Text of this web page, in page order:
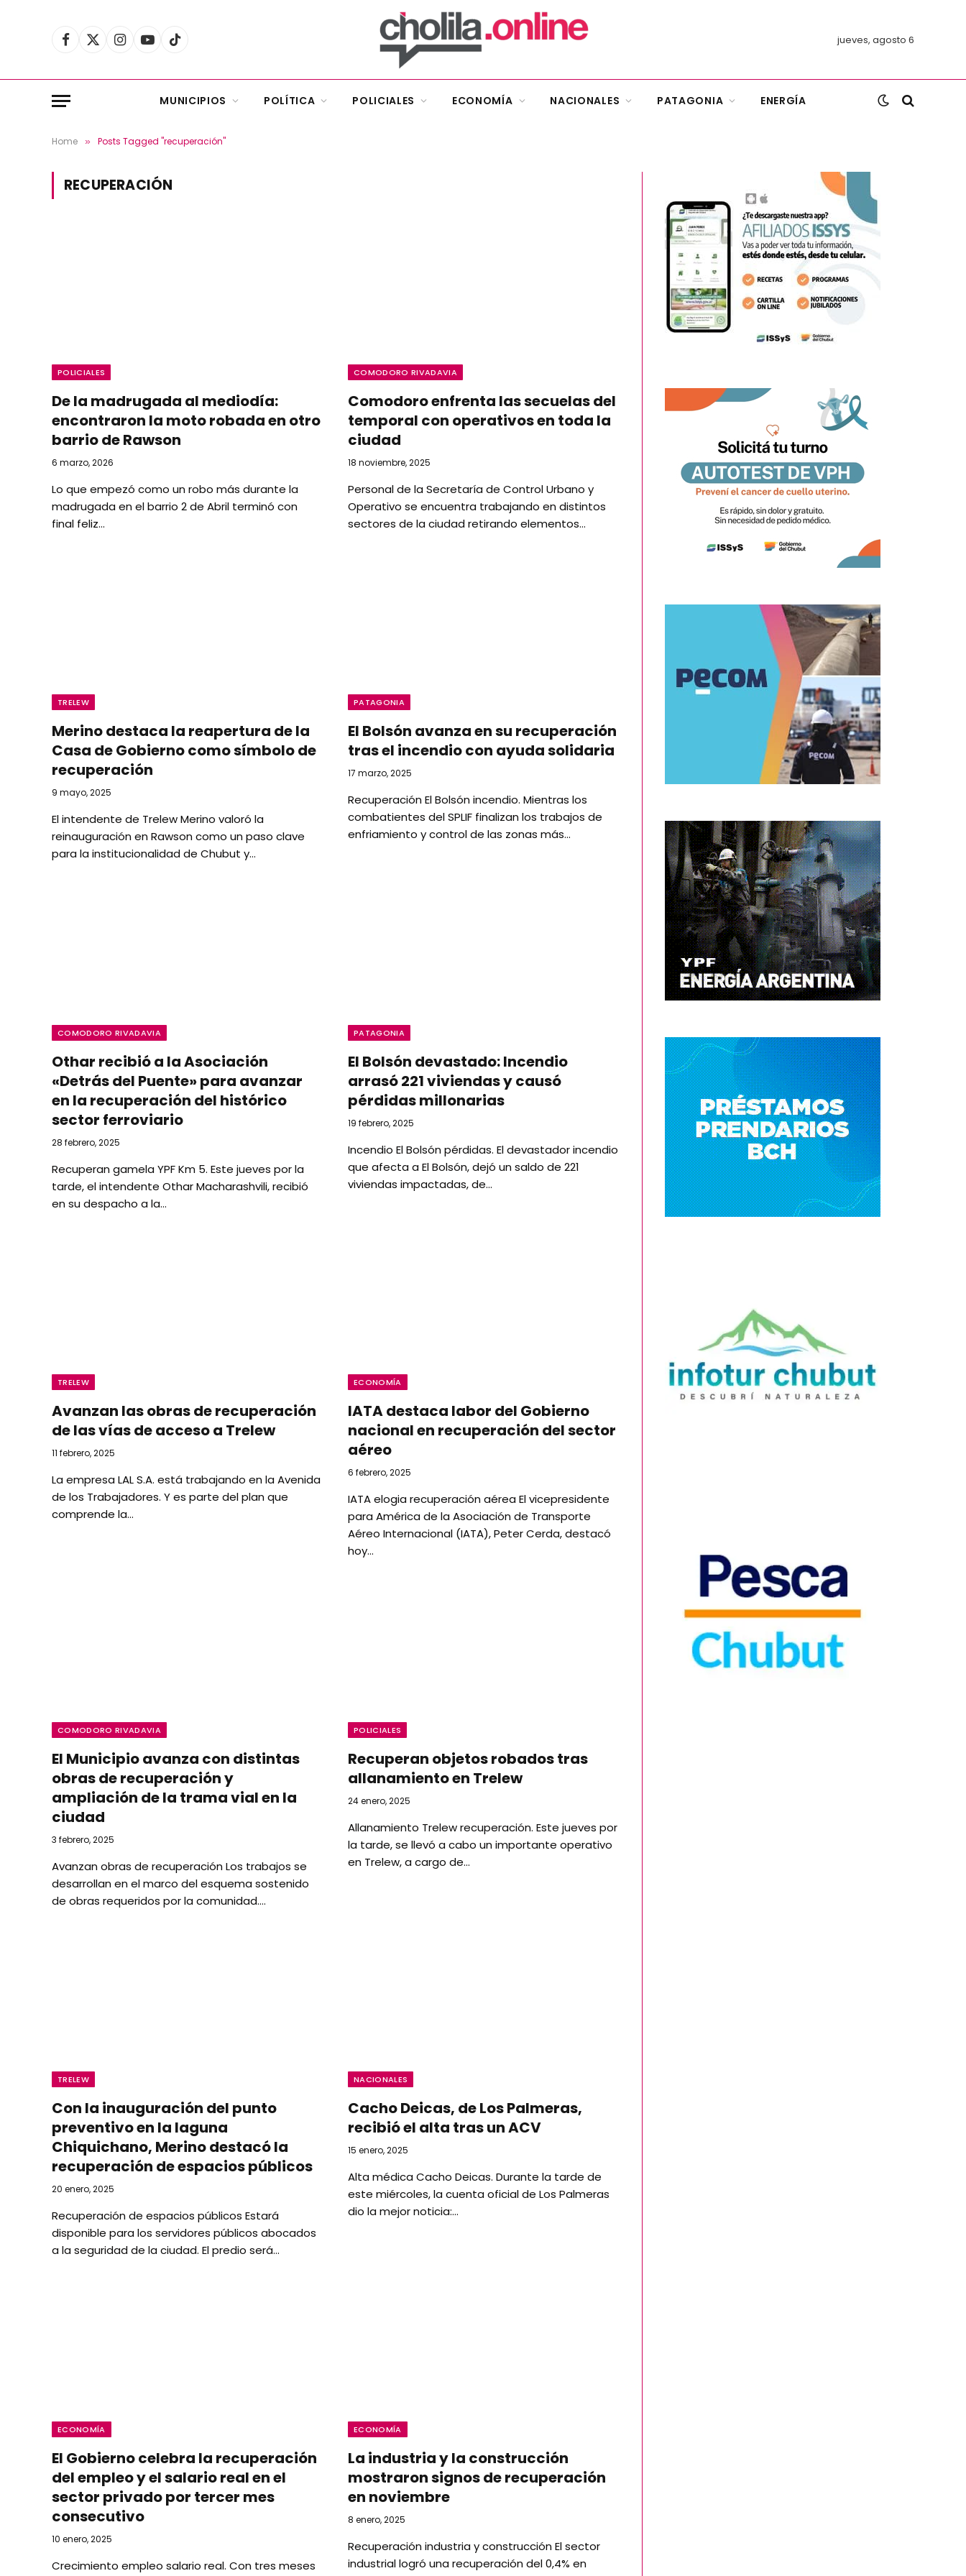
Facebook
X
Instagram
YouTubeTikTok jueves, agosto 6
MUNICIPIOS POLÍTICA POLICIALES ECONOMÍA NACIONALES PATAGONIA ENERGÍA
Home » Posts Tagged "recuperación"
RECUPERACIÓN
POLICIALES
De la madrugada al mediodía:
encontraron la moto robada en otro
barrio de Rawson
6 marzo, 2026
Lo que empezó como un robo más durante la
madrugada en el barrio 2 de Abril terminó con
final feliz…
COMODORO RIVADAVIA
Comodoro enfrenta las secuelas del
temporal con operativos en toda la
ciudad
18 noviembre, 2025
Personal de la Secretaría de Control Urbano y
Operativo se encuentra trabajando en distintos
sectores de la ciudad retirando elementos…
TRELEW
Merino destaca la reapertura de la
Casa de Gobierno como símbolo de
recuperación
9 mayo, 2025
El intendente de Trelew Merino valoró la
reinauguración en Rawson como un paso clave
para la institucionalidad de Chubut y…
PATAGONIA
El Bolsón avanza en su recuperación
tras el incendio con ayuda solidaria
17 marzo, 2025
Recuperación El Bolsón incendio. Mientras los
combatientes del SPLIF finalizan los trabajos de
enfriamiento y control de las zonas más…
COMODORO RIVADAVIA
Othar recibió a la Asociación
«Detrás del Puente» para avanzar
en la recuperación del histórico
sector ferroviario
28 febrero, 2025
Recuperan gamela YPF Km 5. Este jueves por la
tarde, el intendente Othar Macharashvili, recibió
en su despacho a la…
PATAGONIA
El Bolsón devastado: Incendio
arrasó 221 viviendas y causó
pérdidas millonarias
19 febrero, 2025
Incendio El Bolsón pérdidas. El devastador incendio
que afecta a El Bolsón, dejó un saldo de 221
viviendas impactadas, de…
TRELEW
Avanzan las obras de recuperación
de las vías de acceso a Trelew
11 febrero, 2025
La empresa LAL S.A. está trabajando en la Avenida
de los Trabajadores. Y es parte del plan que
comprende la…
ECONOMÍA
IATA destaca labor del Gobierno
nacional en recuperación del sector
aéreo
6 febrero, 2025
IATA elogia recuperación aérea El vicepresidente
para América de la Asociación de Transporte
Aéreo Internacional (IATA), Peter Cerda, destacó
hoy…
COMODORO RIVADAVIA
El Municipio avanza con distintas
obras de recuperación y
ampliación de la trama vial en la
ciudad
3 febrero, 2025
Avanzan obras de recuperación Los trabajos se
desarrollan en el marco del esquema sostenido
de obras requeridos por la comunidad.…
POLICIALES
Recuperan objetos robados tras
allanamiento en Trelew
24 enero, 2025
Allanamiento Trelew recuperación. Este jueves por
la tarde, se llevó a cabo un importante operativo
en Trelew, a cargo de…
TRELEW
Con la inauguración del punto
preventivo en la laguna
Chiquichano, Merino destacó la
recuperación de espacios públicos
20 enero, 2025
Recuperación de espacios públicos Estará
disponible para los servidores públicos abocados
a la seguridad de la ciudad. El predio será…
NACIONALES
Cacho Deicas, de Los Palmeras,
recibió el alta tras un ACV
15 enero, 2025
Alta médica Cacho Deicas. Durante la tarde de
este miércoles, la cuenta oficial de Los Palmeras
dio la mejor noticia:…
ECONOMÍA
El Gobierno celebra la recuperación
del empleo y el salario real en el
sector privado por tercer mes
consecutivo
10 enero, 2025
Crecimiento empleo salario real. Con tres meses
ECONOMÍA
La industria y la construcción
mostraron signos de recuperación
en noviembre
8 enero, 2025
Recuperación industria y construcción El sector
industrial logró una recuperación del 0,4% en